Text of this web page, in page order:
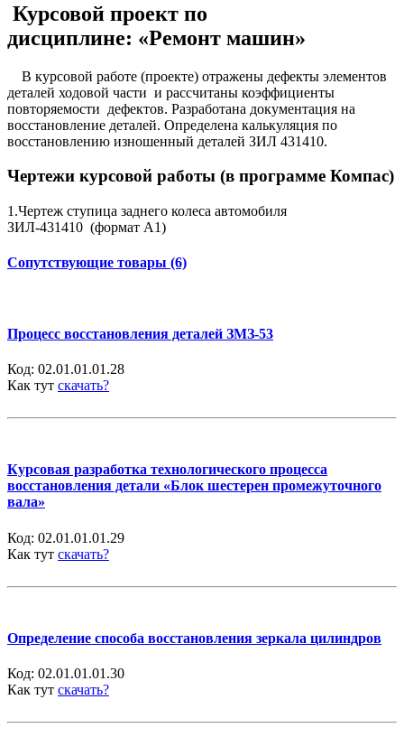
Курсовой проект по
дисциплине: «Ремонт машин»
В курсовой работе (проекте) отражены дефекты элементов
деталей ходовой части и рассчитаны коэффициенты
повторяемости дефектов. Разработана документация на
восстановление деталей. Определена калькуляция по
восстановлению изношенный деталей ЗИЛ 431410.
Чертежи курсовой работы (в программе Компас)
1.Чертеж ступица заднего колеса автомобиля
ЗИЛ-431410 (формат А1)
Сопутствующие товары (6)
Процесс восстановления деталей ЗМЗ-53
Код: 02.01.01.01.28
Как тут скачать?
Курсовая разработка технологического процесса
восстановления детали «Блок шестерен промежуточного
вала»
Код: 02.01.01.01.29
Как тут скачать?
Определение способа восстановления зеркала цилиндров
Код: 02.01.01.01.30
Как тут скачать?